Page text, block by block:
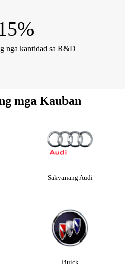
%
nga kantidad sa R&D
mga Kauban
Sakyanang Audi
Buick